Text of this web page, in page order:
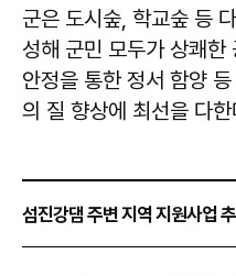
군은 도시숲, 학교숲 등
성해 군민 모두가 상쾌한
안정을 통한 정서 함양
의 질 향상에 최선을 다
섬진강댐 주변 지역 지원사업